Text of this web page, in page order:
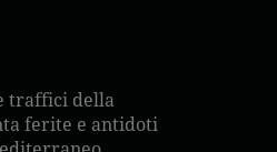
traffici della
ferite e antidoti